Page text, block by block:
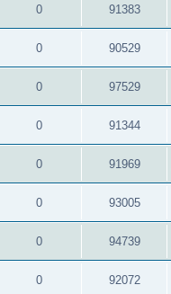
0 91383
0 90529
0 97529
0 91344
0 91969
0 93005
0 94739
0 92072